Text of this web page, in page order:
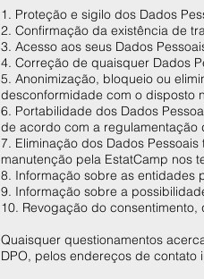
1. Proteção e sigilo dos Dados
2. Confirmação da existência de
3. Acesso aos seus Dados
4. Correção de quaisquer Dados
5. Anonimização, bloqueio ou
desconformidade com o disposto
6. Portabilidade dos Dados
de acordo com a regulamentação
7. Eliminação dos Dados
manutenção pela EstatCamp nos
8. Informação sobre as entidades
9. Informação sobre a
10. Revogação do
Quaisquer questionamentos
DPO, pelos endereços de contato